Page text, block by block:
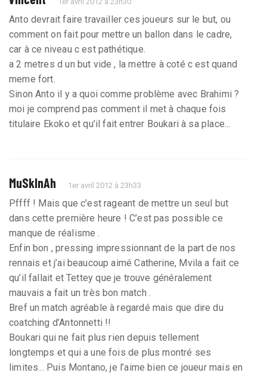
Anto devrait faire travailler ces joueurs sur le but, ou
comment on fait pour mettre un ballon dans le cadre,
car à ce niveau c est pathétique.
a 2 metres d un but vide , la mettre à coté c est quand
meme fort.
Sinon Anto il y a quoi comme problème avec Brahimi ?
moi je comprend pas comment il met à chaque fois
titulaire Ekoko et qu’il fait entrer Boukari à sa place...
MuSkInAh 1er avril 2012 à 23h33
Pffff ! Mais que c’est rageant de mettre un seul but
dans cette première heure ! C’est pas possible ce
manque de réalisme .
Enfin bon , pressing impressionnant de la part de nos
rennais et j’ai beaucoup aimé Catherine, Mvila a fait ce
qu’il fallait et Tettey que je trouve généralement
mauvais a fait un très bon match .
Bref un match agréable à regardé mais que dire du
coatching d’Antonnetti !!
Boukari qui ne fait plus rien depuis tellement
longtemps et qui a une fois de plus montré ses
limites... Puis Montano, je l’aime bien ce joueur mais en